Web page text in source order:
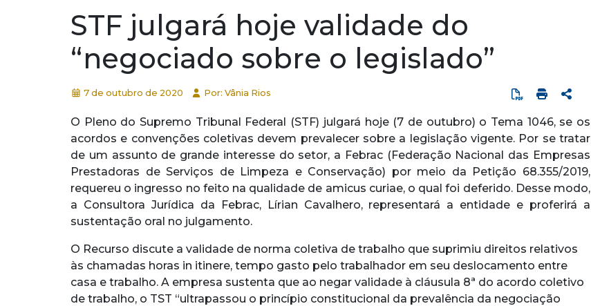
STF julgará hoje validade do
“negociado sobre o legislado”
7 de outubro de 2020 Por: Vânia Rios
O Pleno do Supremo Tribunal Federal (STF) julgará hoje (7 de outubro) o Tema 1046, se os
acordos e convenções coletivas devem prevalecer sobre a legislação vigente. Por se tratar
de um assunto de grande interesse do setor, a Febrac (Federação Nacional das Empresas
Prestadoras de Serviços de Limpeza e Conservação) por meio da Petição 68.355/2019,
requereu o ingresso no feito na qualidade de amicus curiae, o qual foi deferido. Desse modo,
a Consultora Jurídica da Febrac, Lírian Cavalhero, representará a entidade e proferirá a
sustentação oral no julgamento.
O Recurso discute a validade de norma coletiva de trabalho que suprimiu direitos relativos
às chamadas horas in itinere, tempo gasto pelo trabalhador em seu deslocamento entre
casa e trabalho. A empresa sustenta que ao negar validade à cláusula 8ª do acordo coletivo
de trabalho, o TST “ultrapassou o princípio constitucional da prevalência da negociação